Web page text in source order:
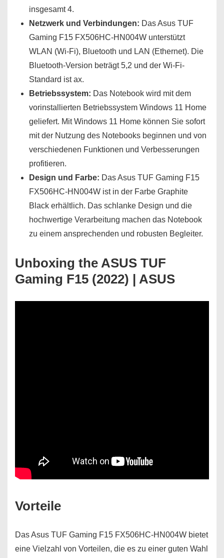
insgesamt 4.
Netzwerk und Verbindungen: Das Asus TUF
Gaming F15 FX506HC-HN004W unterstützt
WLAN (Wi-Fi), Bluetooth und LAN (Ethernet). Die
Bluetooth-Version beträgt 5,2 und der Wi-Fi-
Standard ist ax.
Betriebssystem: Das Notebook wird mit dem
vorinstallierten Betriebssystem Windows 11 Home
geliefert. Mit Windows 11 Home können Sie sofort
mit der Nutzung des Notebooks beginnen und von
verschiedenen Funktionen und Verbesserungen
profitieren.
Design und Farbe: Das Asus TUF Gaming F15
FX506HC-HN004W ist in der Farbe Graphite
Black erhältlich. Das schlanke Design und die
hochwertige Verarbeitung machen das Notebook
zu einem ansprechenden und robusten Begleiter.
Unboxing the ASUS TUF
Gaming F15 (2022) | ASUS
Vorteile
Das Asus TUF Gaming F15 FX506HC-HN004W bietet
eine Vielzahl von Vorteilen, die es zu einer guten Wahl